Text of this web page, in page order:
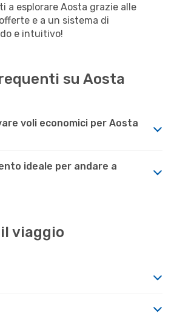
a esplorare Aosta grazie alle
e a un sistema di
e intuitivo!
su Aosta
voli economici per Aosta
ideale per andare a
viaggio